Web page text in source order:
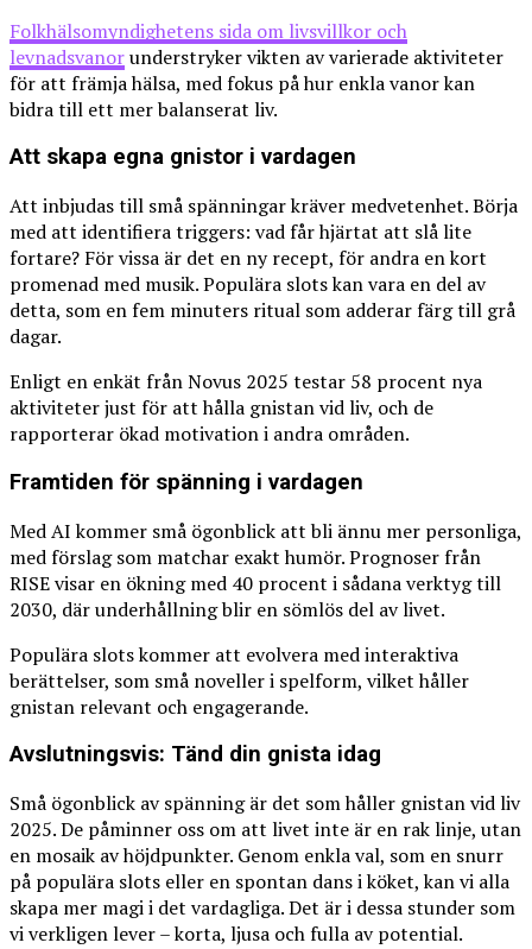
Folkhälsomyndighetens sida om livsvillkor och
levnadsvanorunderstryker vikten av varierade aktiviteter
för att främja hälsa, med fokus på hur enkla vanor kan
bidra till ett mer balanserat liv.
Att skapa egna gnistor i vardagen
Att inbjudas till små spänningar kräver medvetenhet. Börja
med att identifiera triggers: vad får hjärtat att slå lite
fortare? För vissa är det en ny recept, för andra en kort
promenad med musik. Populära slots kan vara en del av
detta, som en fem minuters ritual som adderar färg till grå
dagar.
Enligt en enkät från Novus 2025 testar 58 procent nya
aktiviteter just för att hålla gnistan vid liv, och de
rapporterar ökad motivation i andra områden.
Framtiden för spänning i vardagen
Med AI kommer små ögonblick att bli ännu mer personliga,
med förslag som matchar exakt humör. Prognoser från
RISE visar en ökning med 40 procent i sådana verktyg till
2030, där underhållning blir en sömlös del av livet.
Populära slots kommer att evolvera med interaktiva
berättelser, som små noveller i spelform, vilket håller
gnistan relevant och engagerande.
Avslutningsvis: Tänd din gnista idag
Små ögonblick av spänning är det som håller gnistan vid liv
2025. De påminner oss om att livet inte är en rak linje, utan
en mosaik av höjdpunkter. Genom enkla val, som en snurr
på populära slots eller en spontan dans i köket, kan vi alla
skapa mer magi i det vardagliga. Det är i dessa stunder som
vi verkligen lever – korta, ljusa och fulla av potential.